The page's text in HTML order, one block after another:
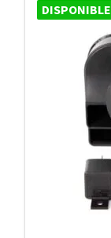
DISPONIBLE